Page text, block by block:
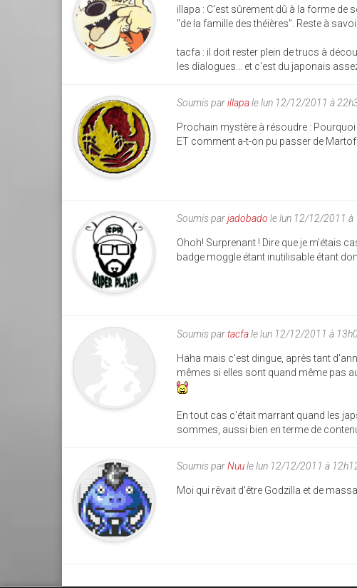
illapa : C'est sûrement dû à la forme de
"de la famille des théières". Reste à
tacfa : il doit rester plein de trucs à
les dialogues... et c'est du japonais
Soumis parillapale lun 12/12/2011 à
Prochain mystère à résoudre :
ET comment a-t-on pu passer de
Soumis parjadobado le lun 12/12/2011 à
Ohoh! Surprenant ! Dire que je m'étais
badge moggle étant inutilisable étant
Soumis partacfale lun 12/12/2011 à
Haha mais c'est dingue, après tant
mêmes si elles sont quand même pas
En tout cas c'était marrant quand les
sommes, aussi bien en terme de
Soumis parNuule lun 12/12/2011 à
Moi qui rêvait d'être Godzilla et de